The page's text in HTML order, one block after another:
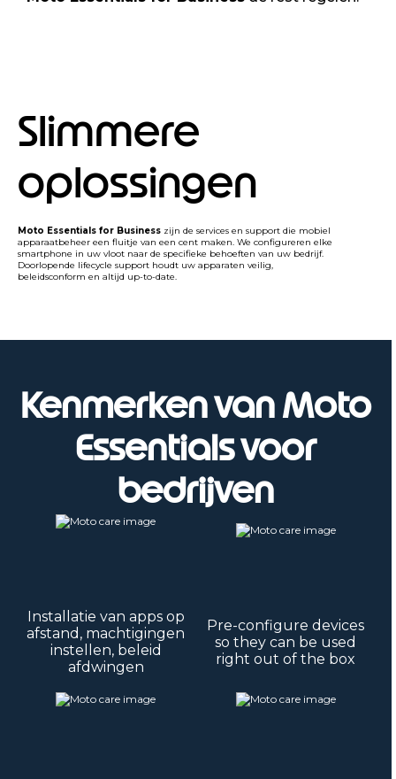
Slimmere
oplossingen
Moto Essentials for Business zijn de services en support die mobiel
apparaatbeheer een fluitje van een cent maken. We configureren elke
smartphone in uw vloot naar de specifieke behoeften van uw bedrijf.
Doorlopende lifecycle support houdt uw apparaten veilig,
beleidsconform en altijd up-to-date.
Kenmerken van Moto
Essentials voor
bedrijven
Installatie van apps op
afstand, machtigingen
instellen, beleid
afdwingen
Pre-configure devices
so they can be used
right out of the box